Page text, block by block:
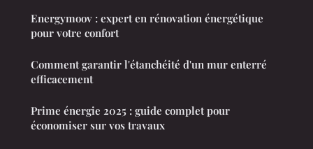
Energymoov : expert en rénovation énergétique
pour votre confort
Comment garantir l'étanchéité d'un mur enterré
efficacement
Prime énergie 2025 : guide complet pour
économiser sur vos travaux